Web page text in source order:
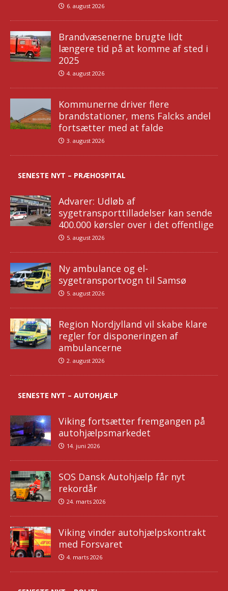
6. august 2026
Brandvæsenerne brugte lidt
længere tid på at komme af sted i
2025
4. august 2026
Kommunerne driver flere
brandstationer, mens Falcks andel
fortsætter med at falde
3. august 2026
SENESTE NYT – PRÆHOSPITAL
Advarer: Udløb af
sygetransporttilladelser kan sende
400.000 kørsler over i det offentlige
5. august 2026
Ny ambulance og el-
sygetransportvogn til Samsø
5. august 2026
Region Nordjylland vil skabe klare
regler for disponeringen af
ambulancerne
2. august 2026
SENESTE NYT – AUTOHJÆLP
Viking fortsætter fremgangen på
autohjælpsmarkedet
14. juni 2026
SOS Dansk Autohjælp får nyt
rekordår
24. marts 2026
Viking vinder autohjælpskontrakt
med Forsvaret
4. marts 2026